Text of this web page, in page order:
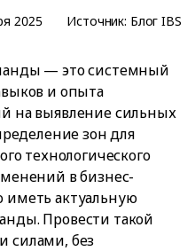
2025 Источник: Блог IBS
— это системный
и опыта
на выявление сильных
зон для
технологического
в бизнес-
иметь актуальную
Провести такой
силами, без